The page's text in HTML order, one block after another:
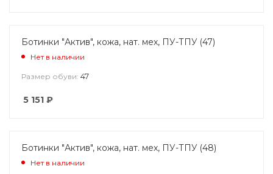
Ботинки "Актив", кожа, нат. мех, ПУ-ТПУ (47)
Нет в наличии
Размер обуви: 47
5 151 ₽
Ботинки "Актив", кожа, нат. мех, ПУ-ТПУ (48)
Нет в наличии